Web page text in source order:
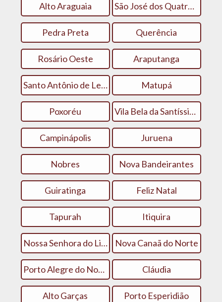
Alto Araguaia São José dos Quatro Marcos
Pedra Preta Querência
Rosário Oeste Araputanga
Santo Antônio de Leverger Matupá
Poxoréu Vila Bela da Santíssima Trindade
Campinápolis Juruena
Nobres Nova Bandeirantes
Guiratinga Feliz Natal
Tapurah Itiquira
Nossa Senhora do Livramento Nova Canaã do Norte
Porto Alegre do Norte Cláudia
Alto Garças Porto Esperidião